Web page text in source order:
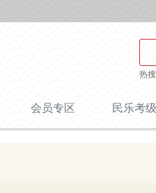
热
会员专区 民乐考